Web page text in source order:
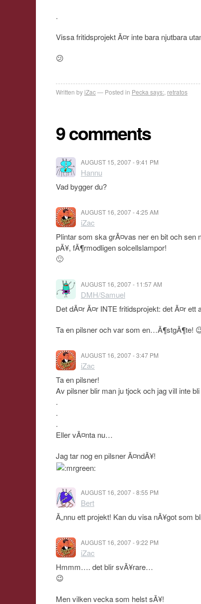
.
Vissa fritidsprojekt Ã¤r inte bara njutbara
😕
Written byiZac Posted in Pecka says: retratos
9 comments
AUGUST 15, 2007 - 9:41 PM
Hannu
Vad bygger du?
AUGUST 16, 2007 - 4:25 AM
iZac
Plintar som ska grÃ¤vas ner en bit och sen
pÃ¥, fÃ¶rmodligen solcellslampor!
🙂
AUGUST 16, 2007 - 11:57 AM
DMH/Samuel
Det dÃ¤r Ã¤r INTE fritidsprojekt: det Ã¤r ett
Ta en pilsner och var som en…Ã¶stgÃ¶te!
AUGUST 16, 2007 - 3:47 PM
iZac
Ta en pilsner!
Av pilsner blir man ju tjock och jag vill inte
.
.
.
Eller vÃ¤nta nu…
Jag tar nog en pilsner Ã¤ndÃ¥!
AUGUST 16, 2007 - 8:55 PM
Bert
Ã„nnu ett projekt! Kan du visa nÃ¥got som
AUGUST 16, 2007 - 9:22 PM
iZac
Hmmm…. det blir svÃ¥rare…
😉
Men vilken vecka som helst sÃ¥!